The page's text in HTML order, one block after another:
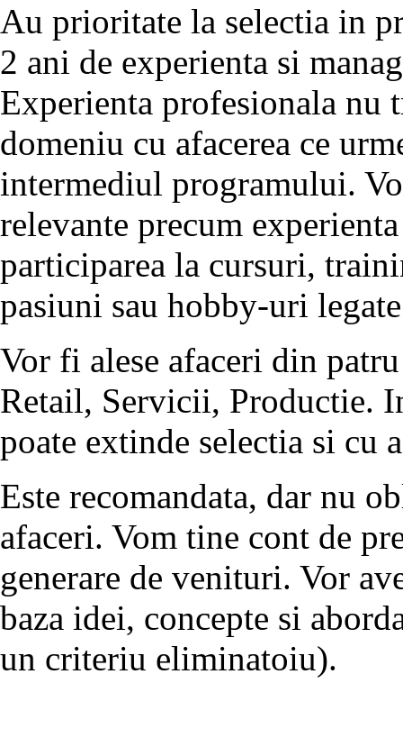
Au prioritate la selectia in
2 ani de experienta si
Experienta profesionala nu
domeniu cu afacerea ce
intermediul programului.
relevante precum
participarea la cursuri,
pasiuni sau hobby-uri
Vor fi alese afaceri din
Retail, Servicii, Productie.
poate extinde selectia si cu
Este recomandata, dar nu
afaceri. Vom tine cont de
generare de venituri. Vor
baza idei, concepte si
un criteriu eliminatoiu).